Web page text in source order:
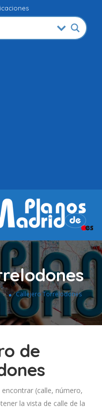
» Callejero Torrelodones
de
(calle, número,
la vista de calle de la